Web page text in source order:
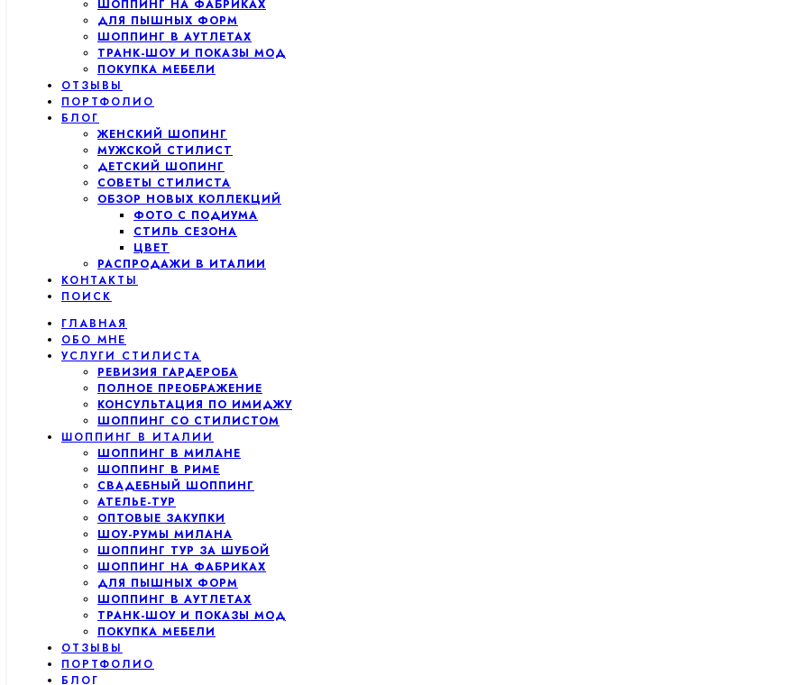
ШОППИНГ НА ФАБРИКАХ
ДЛЯ ПЫШНЫХ ФОРМ
ШОППИНГ В АУТЛЕТАХ
ТРАНК-ШОУ И ПОКАЗЫ МОД
ПОКУПКА МЕБЕЛИ
ОТЗЫВЫ
ПОРТФОЛИО
БЛОГ
ЖЕНСКИЙ ШОПИНГ
МУЖСКОЙ СТИЛИСТ
ДЕТСКИЙ ШОПИНГ
СОВЕТЫ СТИЛИСТА
ОБЗОР НОВЫХ КОЛЛЕКЦИЙ
ФОТО С ПОДИУМА
СТИЛЬ СЕЗОНА
ЦВЕТ
РАСПРОДАЖИ В ИТАЛИИ
КОНТАКТЫ
ПОИСК
ГЛАВНАЯ
ОБО МНЕ
УСЛУГИ СТИЛИСТА
РЕВИЗИЯ ГАРДЕРОБА
ПОЛНОЕ ПРЕОБРАЖЕНИЕ
КОНСУЛЬТАЦИЯ ПО ИМИДЖУ
ШОППИНГ СО СТИЛИСТОМ
ШОППИНГ В ИТАЛИИ
ШОППИНГ В МИЛАНЕ
ШОППИНГ В РИМЕ
СВАДЕБНЫЙ ШОППИНГ
АТЕЛЬЕ-ТУР
ОПТОВЫЕ ЗАКУПКИ
ШОУ-РУМЫ МИЛАНА
ШОППИНГ ТУР ЗА ШУБОЙ
ШОППИНГ НА ФАБРИКАХ
ДЛЯ ПЫШНЫХ ФОРМ
ШОППИНГ В АУТЛЕТАХ
ТРАНК-ШОУ И ПОКАЗЫ МОД
ПОКУПКА МЕБЕЛИ
ОТЗЫВЫ
ПОРТФОЛИО
БЛОГ